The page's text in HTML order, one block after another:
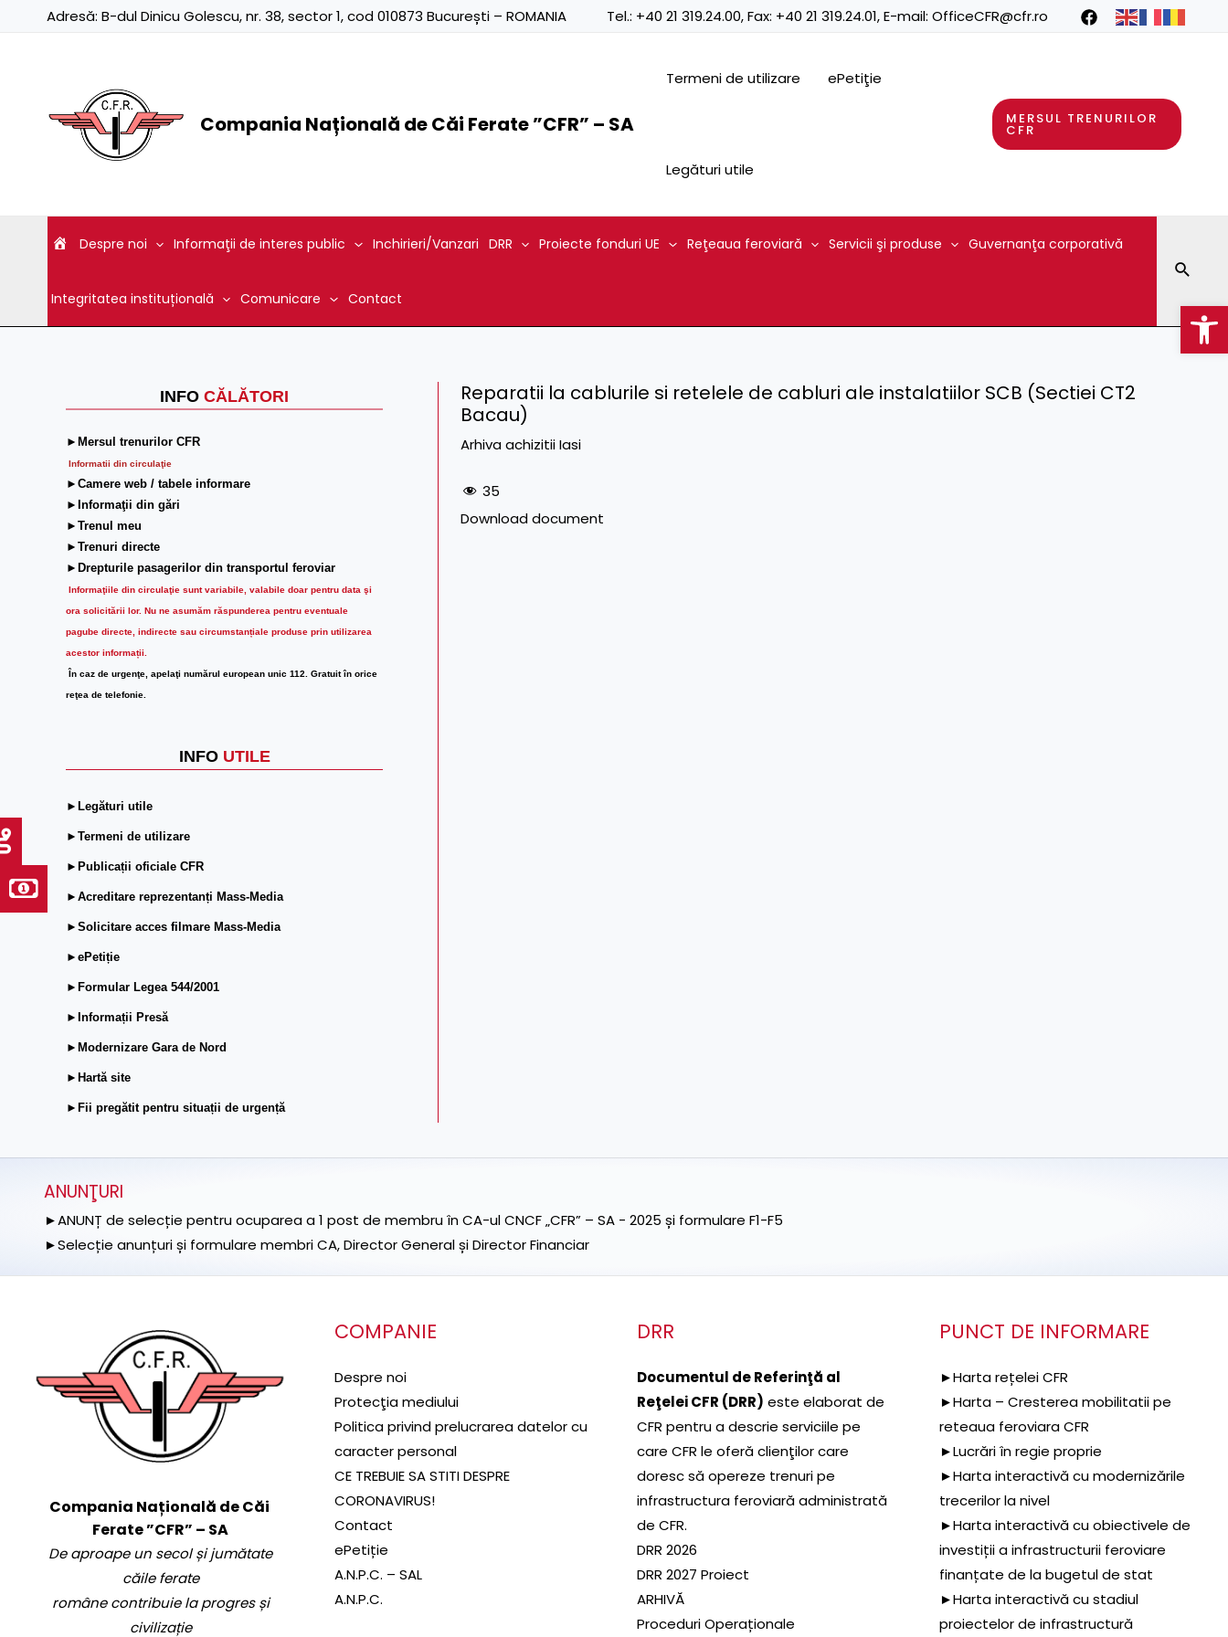
Adresă: B-dul Dinicu Golescu, nr. 38, sector 1, cod 010873 București – ROMANIA Tel.: +40 21 319.24.00, Fax: +40 21 319.24.01, E-mail: OfficeCFR@cfr.ro
Compania Națională de Căi Ferate ”CFR” – SA
Termeni de utilizare ePetiţie
Legături utile
MERSUL TRENURILOR
CFR
Despre noi Informaţii de interes public Inchirieri/Vanzari DRR Proiecte fonduri UE Reţeaua feroviară Servicii şi produse Guvernanţa corporativă
Integritatea instituțională Comunicare Contact
INFO CĂLĂTORI
►Mersul trenurilor CFR
Informatii din circulaţie
►Camere web / tabele informare
►Informaţii din gări
►Trenul meu
►Trenuri directe
►Drepturile pasagerilor din transportul feroviar
Informaţiile din circulaţie sunt variabile, valabile doar pentru data şi
ora solicitării lor. Nu ne asumăm răspunderea pentru eventuale
pagube directe, indirecte sau circumstanțiale produse prin utilizarea
acestor informații.
În caz de urgenţe, apelaţi numărul european unic 112. Gratuit în orice
reţea de telefonie.
INFO UTILE
►Legături utile
►Termeni de utilizare
►Publicații oficiale CFR
►Acreditare reprezentanți Mass-Media
►Solicitare acces filmare Mass-Media
►ePetiție
►Formular Legea 544/2001
►Informații Presă
►Modernizare Gara de Nord
►Hartă site
►Fii pregătit pentru situații de urgență
Reparatii la cablurile si retelele de cabluri ale instalatiilor SCB (Sectiei CT2
Bacau)
Arhiva achizitii Iasi
35
Download document
ANUNŢURI
►ANUNȚ de selecție pentru ocuparea a 1 post de membru în CA-ul CNCF „CFR” – SA - 2025 și formulare F1-F5
►Selecție anunțuri și formulare membri CA, Director General și Director Financiar
Compania Națională de Căi
Ferate ”CFR” – SA
De aproape un secol și jumătate
căile ferate
române contribuie la progres și
civilizație
COMPANIE
Despre noi
Protecţia mediului
Politica privind prelucrarea datelor cu
caracter personal
CE TREBUIE SA STITI DESPRE
CORONAVIRUS!
Contact
ePetiție
A.N.P.C. – SAL
A.N.P.C.
DRR
Documentul de Referinţă al
Reţelei CFR (DRR) este elaborat de
CFR pentru a descrie serviciile pe
care CFR le oferă clienţilor care
doresc să opereze trenuri pe
infrastructura feroviară administrată
de CFR.
DRR 2026
DRR 2027 Proiect
ARHIVĂ
Proceduri Operaționale
PUNCT DE INFORMARE
►Harta rețelei CFR
►Harta – Cresterea mobilitatii pe
reteaua feroviara CFR
►Lucrări în regie proprie
►Harta interactivă cu modernizările
trecerilor la nivel
►Harta interactivă cu obiectivele de
investiții a infrastructurii feroviare
finanțate de la bugetul de stat
►Harta interactivă cu stadiul
proiectelor de infrastructură